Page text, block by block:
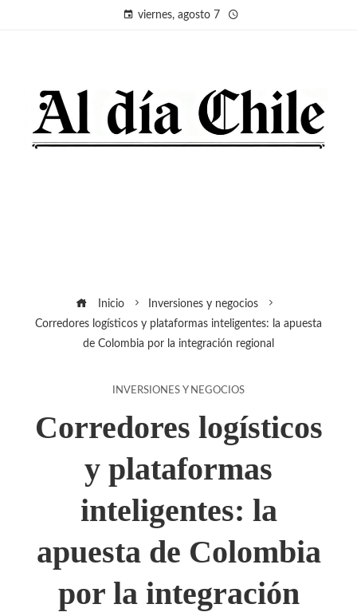
viernes, agosto 7
Inicio
Inversiones y negocios
Corredores logísticos y plataformas inteligentes: la apuesta
de Colombia por la integración regional
INVERSIONES Y NEGOCIOS
Corredores logísticos
y plataformas
inteligentes: la
apuesta de Colombia
por la integración